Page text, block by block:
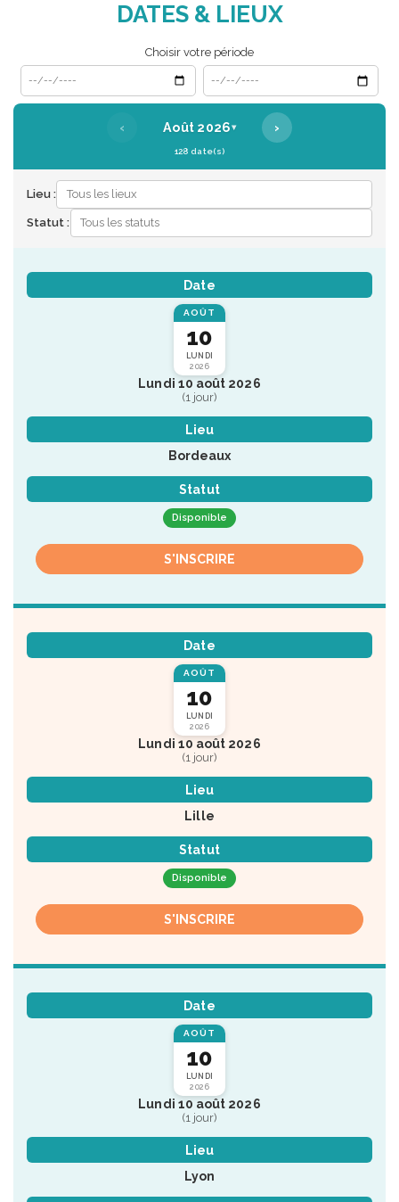
DATES & LIEUX
Choisir votre période
Date de début
Date de fin
‹ Août 2026▾ ›
128 date(s)
Lieu :
Statut :
Date
AOÛT
10
LUNDI
2026
Lundi 10 août 2026
(1 jour)
Lieu
Bordeaux
Statut
Disponible
S'INSCRIRE
Date
AOÛT
10
LUNDI
2026
Lundi 10 août 2026
(1 jour)
Lieu
Lille
Statut
Disponible
S'INSCRIRE
Date
AOÛT
10
LUNDI
2026
Lundi 10 août 2026
(1 jour)
Lieu
Lyon